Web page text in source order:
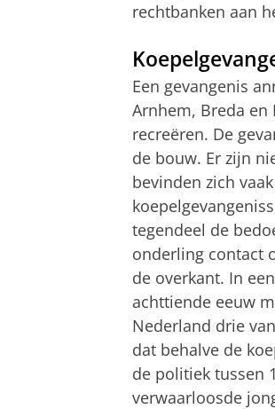
rechtbanken aan
Een gevangenis
Arnhem, Breda
recreëren. De
de bouw. Er zijn
bevinden zich
tegendeel de
onderling contact
de overkant. In
achttiende eeuw
Nederland drie
dat behalve de
de politiek tussen
verwaarloosde